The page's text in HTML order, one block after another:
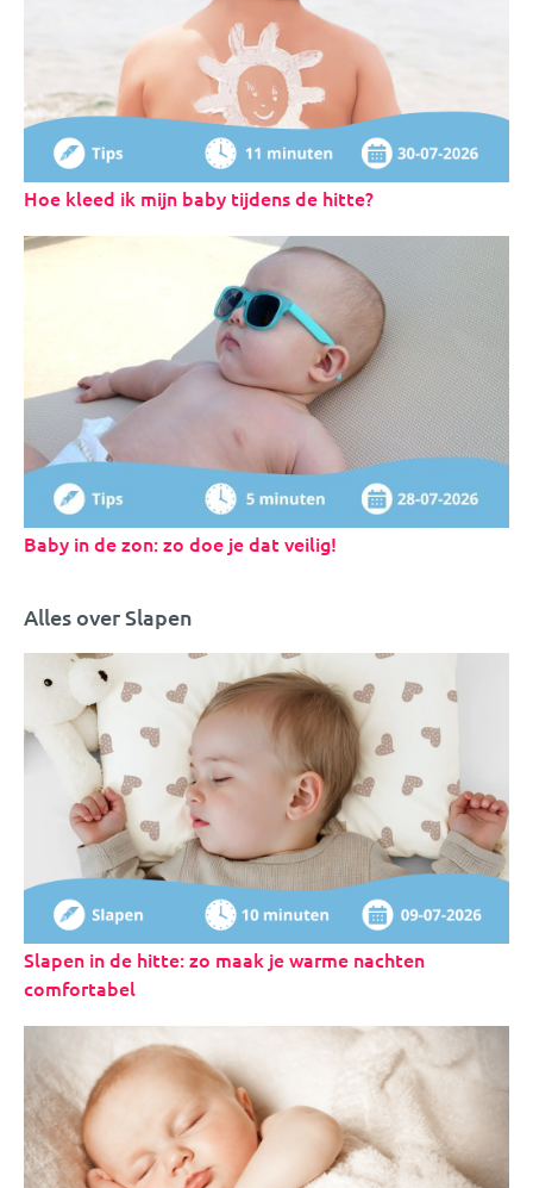
Hoe kleed ik mijn baby tijdens de hitte?
Baby in de zon: zo doe je dat veilig!
Alles over Slapen
Slapen in de hitte: zo maak je warme nachten
comfortabel